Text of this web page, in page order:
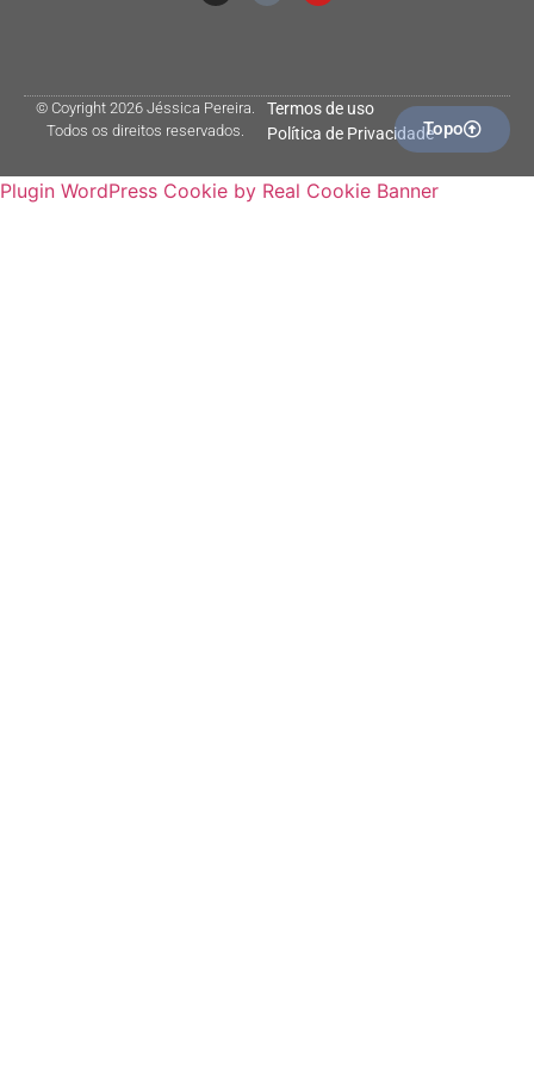
© Coyright 2026 Jéssica Pereira.
Todos os direitos reservados.
Termos de uso
Política de PrivacidadeTopo
Plugin WordPress Cookie by Real Cookie Banner